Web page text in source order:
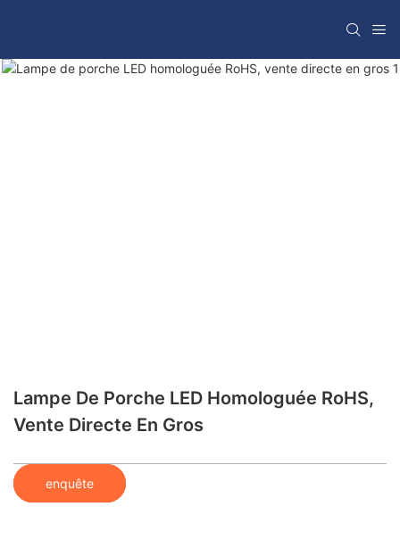
Lampe De Porche LED Homologuée RoHS,
Vente Directe En Gros
enquête